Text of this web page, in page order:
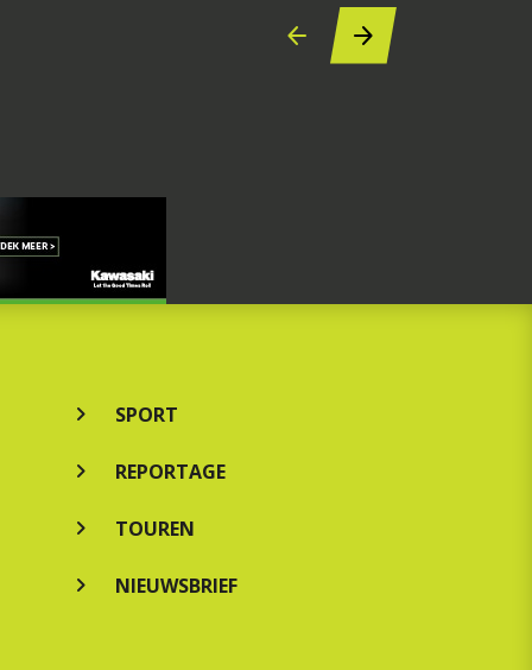
SPORT
REPORTAGE
TOUREN
NIEUWSBRIEF